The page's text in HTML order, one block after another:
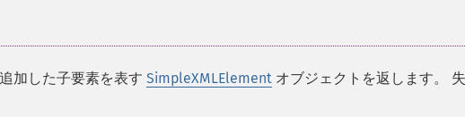
加した子要素を表す SimpleXMLElement オブジェクトを返します。